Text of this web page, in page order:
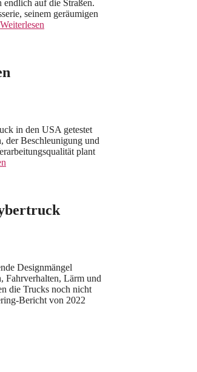
auf die Straßen.
seinem geräumigen
Weiterlesen
in den USA getestet
der Beschleunigung und
plant
Designmängel
Fahrverhalten, Lärm und
die Trucks noch nicht
Bericht von 2022